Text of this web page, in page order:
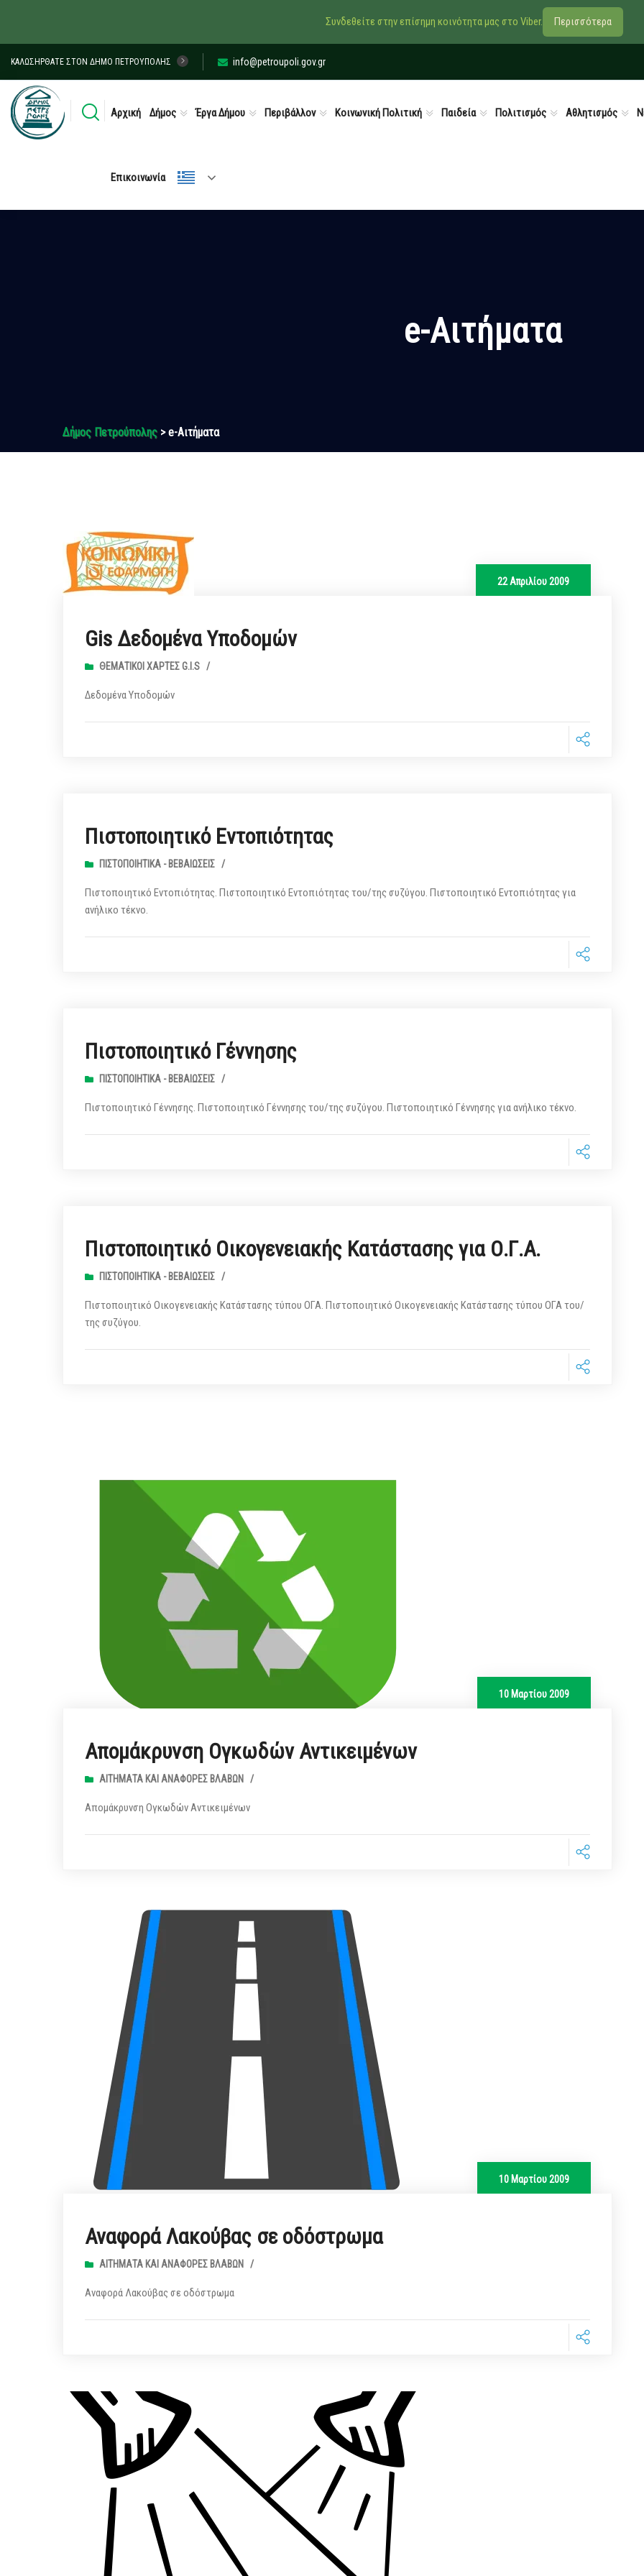
ΚΑΛΩΣΉΡΘΑΤΕ ΣΤΟΝ ΔΉΜΟ ΠΕΤΡΟΎΠΟΛΗΣ info@petroupoli.gov.gr
Αρχική Δήμος Έργα Δήμου Περιβάλλον Κοινωνική Πολιτική Παιδεία Πολιτισμός Αθλητισμός
Επικοινωνία
e-Αιτήματα
Δήμος Πετρούπολης > e-Αιτήματα
22 Απριλίου 2009
Gis Δεδομένα Υποδομών
ΘΕΜΑΤΙΚΟΊ ΧΆΡΤΕΣ G.I.S /
Δεδομένα Υποδομών
Πιστοποιητικό Εντοπιότητας
ΠΙΣΤΟΠΟΙΗΤΙΚΆ - ΒΕΒΑΙΏΣΕΙΣ /
Πιστοποιητικό Εντοπιότητας. Πιστοποιητικό Εντοπιότητας του/της συζύγου. Πιστοποιητικό Εντοπιότητας για
ανήλικο τέκνο.
Πιστοποιητικό Γέννησης
ΠΙΣΤΟΠΟΙΗΤΙΚΆ - ΒΕΒΑΙΏΣΕΙΣ /
Πιστοποιητικό Γέννησης. Πιστοποιητικό Γέννησης του/της συζύγου. Πιστοποιητικό Γέννησης για ανήλικο τέκνο.
Πιστοποιητικό Οικογενειακής Κατάστασης για Ο.Γ.Α.
ΠΙΣΤΟΠΟΙΗΤΙΚΆ - ΒΕΒΑΙΏΣΕΙΣ /
Πιστοποιητικό Οικογενειακής Κατάστασης τύπου ΟΓΑ. Πιστοποιητικό Οικογενειακής Κατάστασης τύπου ΟΓΑ του/
της συζύγου.
10 Μαρτίου 2009
Απομάκρυνση Ογκωδών Αντικειμένων
ΑΙΤΉΜΑΤΑ ΚΑΙ ΑΝΑΦΟΡΈΣ ΒΛΑΒΏΝ /
Απομάκρυνση Ογκωδών Αντικειμένων
10 Μαρτίου 2009
Αναφορά Λακούβας σε οδόστρωμα
ΑΙΤΉΜΑΤΑ ΚΑΙ ΑΝΑΦΟΡΈΣ ΒΛΑΒΏΝ /
Αναφορά Λακούβας σε οδόστρωμα
Συνδεθείτε στην επίσημη κοινότητα μας στο Viber. Περισσότερα